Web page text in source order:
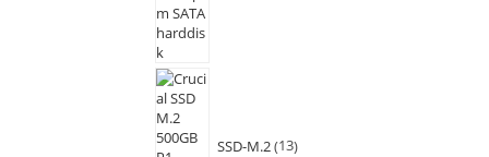
SSD-M.2 13